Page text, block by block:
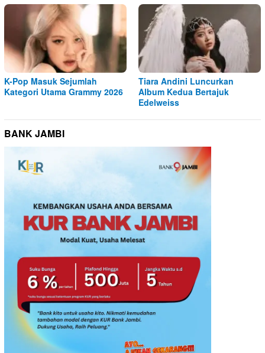
K-Pop Masuk Sejumlah
Kategori Utama Grammy 2026
Tiara Andini Luncurkan
Album Kedua Bertajuk
Edelweiss
BANK JAMBI